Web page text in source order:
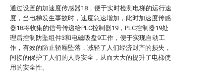
通过设置的加速度传感器18，便于实时检测电梯的运行速
度，当电梯发生事故时，速度急速增加，此时加速度传感
器18将收集的信号传递给PLC控制器19，PLC控制器19处
理后控制防坠组件3和电磁吸盘9工作，便于实现自动工
作，有效的防止轿厢坠落，减轻了人们经济财产的损失，
间接的保护了人们的人身安全，从而大大的提升了电梯使
用的安全性。